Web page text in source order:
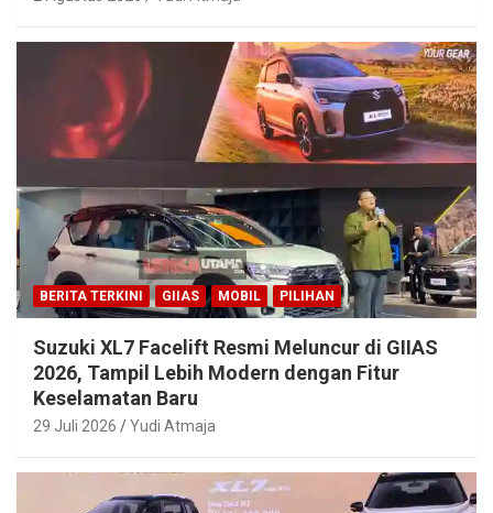
BERITA TERKINI GIIAS MOBIL PILIHAN
Suzuki XL7 Facelift Resmi Meluncur di GIIAS
2026, Tampil Lebih Modern dengan Fitur
Keselamatan Baru
29 Juli 2026 Yudi Atmaja